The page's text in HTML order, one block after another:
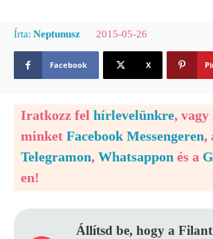
Írta: Neptunusz 2015-05-26
Facebook X
Iratkozz fel hírlevelünkre, vagy
minket Facebook Messengeren,
Telegramon, Whatsappon és a
en!
Állítsd be, hogy a